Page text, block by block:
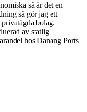
så är det en
så gör jag ett
bolag.
av statlig
hos Danang Ports